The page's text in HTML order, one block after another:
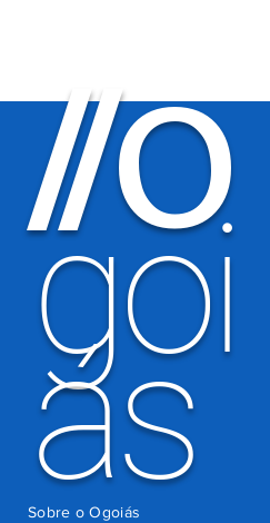
//O
goi
ás
Sobre o Ogoiás